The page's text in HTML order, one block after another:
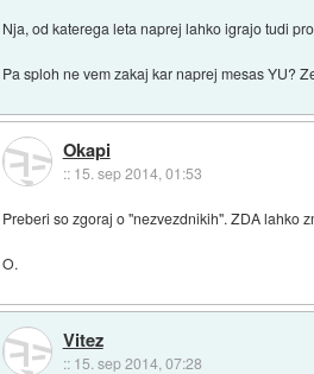
Nja, od katerega leta naprej lahko igrajo tudi
Pa sploh ne vem zakaj kar naprej mesas YU?
Okapi
:: 15. sep 2014, 01:53
Preberi so zgoraj o "nezvezdnikih". ZDA lahko
O.
Vitez
:: 15. sep 2014, 07:28